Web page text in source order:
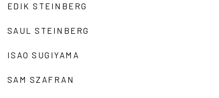
EDIK STEINBERG
SAUL STEINBERG
ISAO SUGIYAMA
SAM SZAFRAN